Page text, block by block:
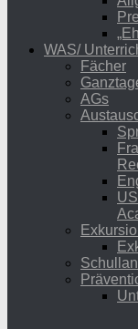
WAS/
Fächer
AGs